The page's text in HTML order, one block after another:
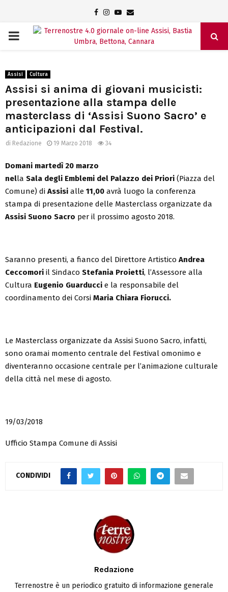
Facebook
Instagram
Youtube
Email
PRIMARY
Assisi Cultura
Assisi si anima di giovani musicisti:
presentazione alla stampa delle
masterclass di ‘Assisi Suono Sacro’ e
anticipazioni dal Festival.
di Redazione 19 Marzo 2018 34
Domani martedì 20 marzo
nella Sala degli Emblemi del Palazzo dei Priori (Piazza del
Comune) di Assisi alle 11,00 avrà luogo la conferenza
stampa di presentazione delle Masterclass organizzate da
Assisi Suono Sacro per il prossimo agosto 2018.
Saranno presenti, a fianco del Direttore Artistico Andrea
Ceccomori il Sindaco Stefania Proietti, l’Assessore alla
Cultura Eugenio Guarducci e la responsabile del
coordinamento dei Corsi Maria Chiara Fiorucci.
Le Masterclass organizzate da Assisi Suono Sacro, infatti,
sono oramai momento centrale del Festival omonimo e
diventeranno occasione centrale per l’animazione culturale
della città nel mese di agosto.
19/03/2018
Ufficio Stampa Comune di Assisi
CONDIVIDI
Redazione
Terrenostre è un periodico gratuito di informazione generale